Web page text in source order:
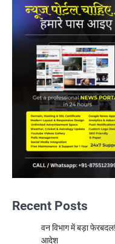
Recent Posts
वन विभाग में बड़ा
आदेश